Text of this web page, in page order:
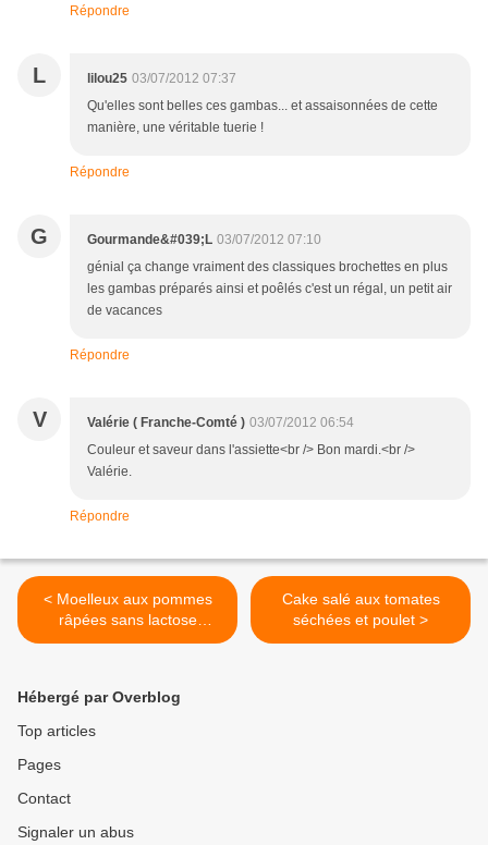
Répondre
L lilou25 03/07/2012 07:37
Qu'elles sont belles ces gambas... et assaisonnées de cette
manière, une véritable tuerie !
Répondre
G Gourmande&#039;L 03/07/2012 07:10
génial ça change vraiment des classiques brochettes en plus
les gambas préparés ainsi et poêlés c'est un régal, un petit air
de vacances
Répondre
V Valérie ( Franche-Comté ) 03/07/2012 06:54
Couleur et saveur dans l'assiette<br /> Bon mardi.<br />
Valérie.
Répondre
< Moelleux aux pommes
râpées sans lactose
(allergie)
Cake salé aux tomates
séchées et poulet >
Hébergé par Overblog
Top articles
Pages
Contact
Signaler un abus